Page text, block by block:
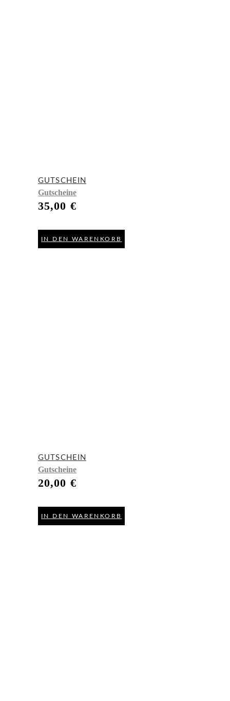
GUTSCHEIN
Gutscheine
35,00 €
IN DEN WARENKORB
GUTSCHEIN
Gutscheine
20,00 €
IN DEN WARENKORB